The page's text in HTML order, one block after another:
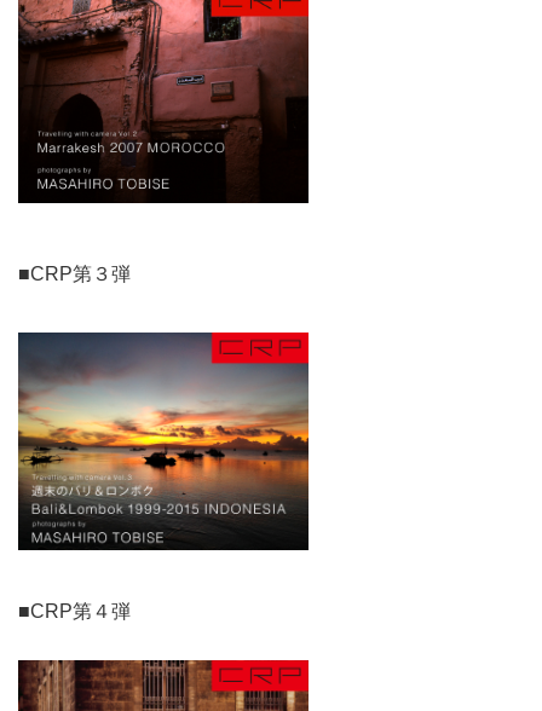
■CRP第３弾
■CRP第４弾